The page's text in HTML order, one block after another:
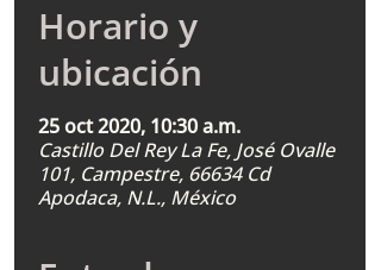
Horario y
ubicación
25 oct 2020, 10:30 a.m.
Castillo Del Rey La Fe, José Ovalle
101, Campestre, 66634 Cd
Apodaca, N.L., México